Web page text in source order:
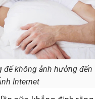
để không ảnh hưởng đến
Internet